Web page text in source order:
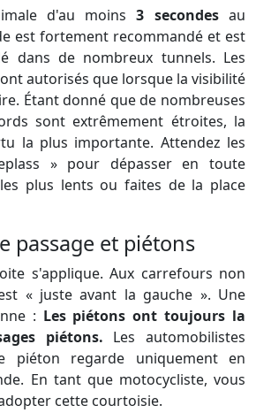
d'au moins3 secondesau
est fortement recommandé et est
dans de nombreux tunnels. Les
autorisés que lorsque la visibilité
Étant donné que de nombreuses
sont extrêmement étroites, la
la plus importante. Attendez les
» pour dépasser en toute
plus lents ou faites de la place
passage et piétons
s'applique. Aux carrefours non
« juste avant la gauche ». Une
: Les piétons ont toujours la
piétons. Les automobilistes
piéton regarde uniquement en
En tant que motocycliste, vous
cette courtoisie.